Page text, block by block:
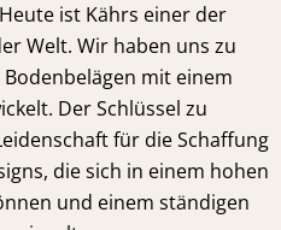
ist Kährs einer der
Welt. Wir haben uns zu
mit einem
Der Schlüssel zu
für die Schaffung
die sich in einem hohen
und einem ständigen